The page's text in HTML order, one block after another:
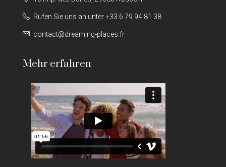
Rufen Sie uns an unter +33 6 79 94 81 38
contact@dreaming-places.fr
Mehr erfahren